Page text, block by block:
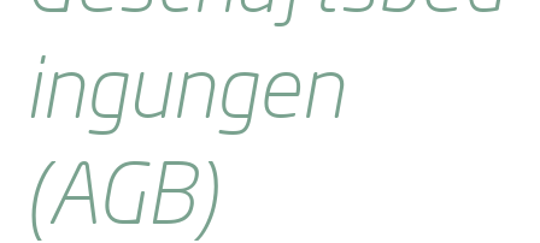
ingungen
(AGB)